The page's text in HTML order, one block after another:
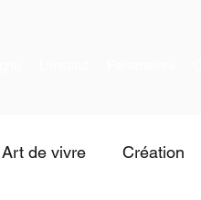
Art de vivre Création